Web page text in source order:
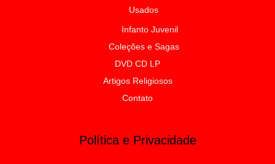
Usados
Infanto Juvenil
Coleções e Sagas
DVD CD LP
Artigos Religiosos
Contato
Política e Privacidade